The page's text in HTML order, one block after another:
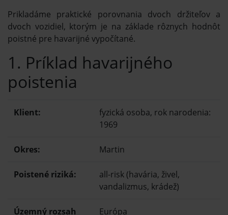
Prikladáme praktické porovnania dvoch držiteľov a
dvoch vozidiel, ktorým je na základe rôznych hodnôt
poistné pre havarijné vypočítané.
1. Príklad havarijného
poistenia
Klient:
fyzická osoba, rok narodenia:
1969
Okres: Martin
Poistené riziká:
all-risk (havária, živel,
vandalizmus, krádež)
Územný rozsah
Európa